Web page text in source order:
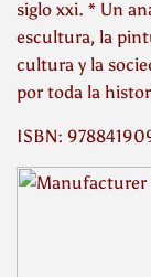
siglo xxi. * Un
escultura, la
cultura y la
por toda la
ISBN: